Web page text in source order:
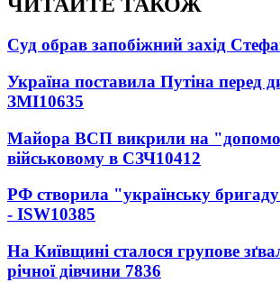
ЧИТАЙТЕ ТАКОЖ
Суд обрав запобіжний захід
Україна поставила Путіна перед
ЗМІ10635
Майора ВСП викрили на
військовому в СЗЧ10412
РФ створила "українську
- ISW10385
На Київщині сталося групове
річної дівчини 7836